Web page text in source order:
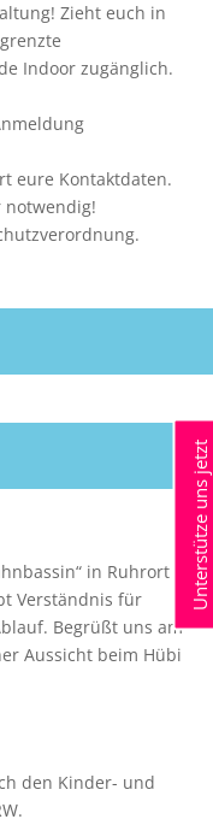
Zieht euch in
Indoor zugänglich.
eure Kontaktdaten.
notwendig!
in Ruhrort
Verständnis für
Begrüßt uns am
Aussicht beim Hübi
den Kinder- und
Unterstütze uns jetzt